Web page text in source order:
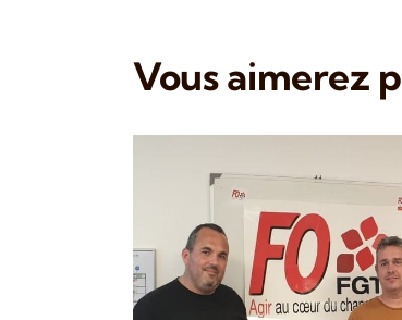
Vous aimerez